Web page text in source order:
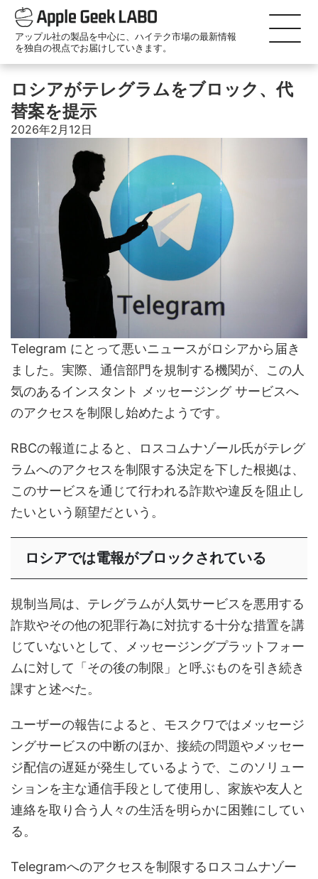
アップル社の製品を中心に、ハイテク市場の最新情報
を独自の視点でお届けしていきます。
ロシアがテレグラムをブロック、代
替案を提示
2026年2月12日
Telegram にとって悪いニュースがロシアから届き
ました。実際、通信部門を規制する機関が、この人
気のあるインスタント メッセージング サービスへ
のアクセスを制限し始めたようです。
RBCの報道によると、ロスコムナゾール氏がテレグ
ラムへのアクセスを制限する決定を下した根拠は、
このサービスを通じて行われる詐欺や違反を阻止し
たいという願望だという。
ロシアでは電報がブロックされている
規制当局は、テレグラムが人気サービスを悪用する
詐欺やその他の犯罪行為に対抗する十分な措置を講
じていないとして、メッセージングプラットフォー
ムに対して「その後の制限」と呼ぶものを引き続き
課すと述べた。
ユーザーの報告によると、モスクワではメッセージ
ングサービスの中断のほか、接続の問題やメッセー
ジ配信の遅延が発生しているようで、このソリュー
ションを主な通信手段として使用し、家族や友人と
連絡を取り合う人々の生活を明らかに困難にしてい
る。
Telegramへのアクセスを制限するロスコムナゾー